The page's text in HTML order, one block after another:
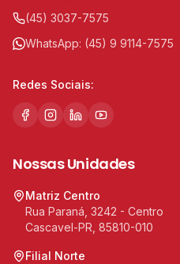
(45) 3037-7575
WhatsApp: (45) 9 9114-7575
Redes Sociais:
Nossas Unidades
Matriz Centro
Rua Paraná, 3242 - Centro
Cascavel-PR, 85810-010
Filial Norte